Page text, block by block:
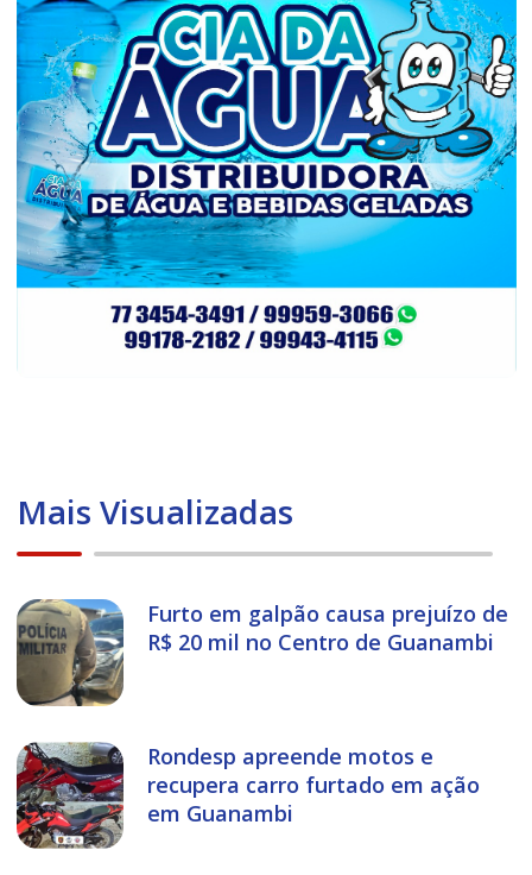
Mais Visualizadas
Furto em galpão causa prejuízo de
R$ 20 mil no Centro de Guanambi
Rondesp apreende motos e
recupera carro furtado em ação
em Guanambi